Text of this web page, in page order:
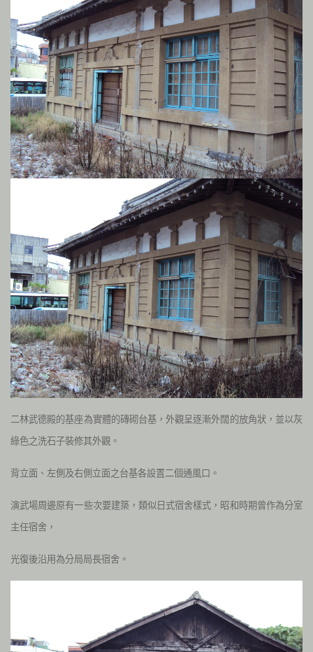
二林武德殿的基座為實體的磚砌台基，外觀呈逐漸外闊的放角狀，並以灰
綠色之洗石子裝修其外觀。
背立面、左側及右側立面之台基各設置二個通風口。
演武場周邊原有一些次要建築，類似日式宿舍樣式，昭和時期曾作為分室
主任宿舍，
光復後沿用為分局局長宿舍。